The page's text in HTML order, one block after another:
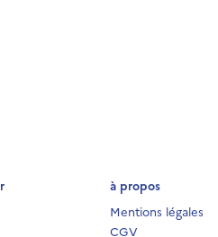
à propos
Mentions légales
CGV